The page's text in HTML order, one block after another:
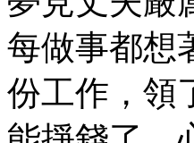
每做事都想
份工作，領